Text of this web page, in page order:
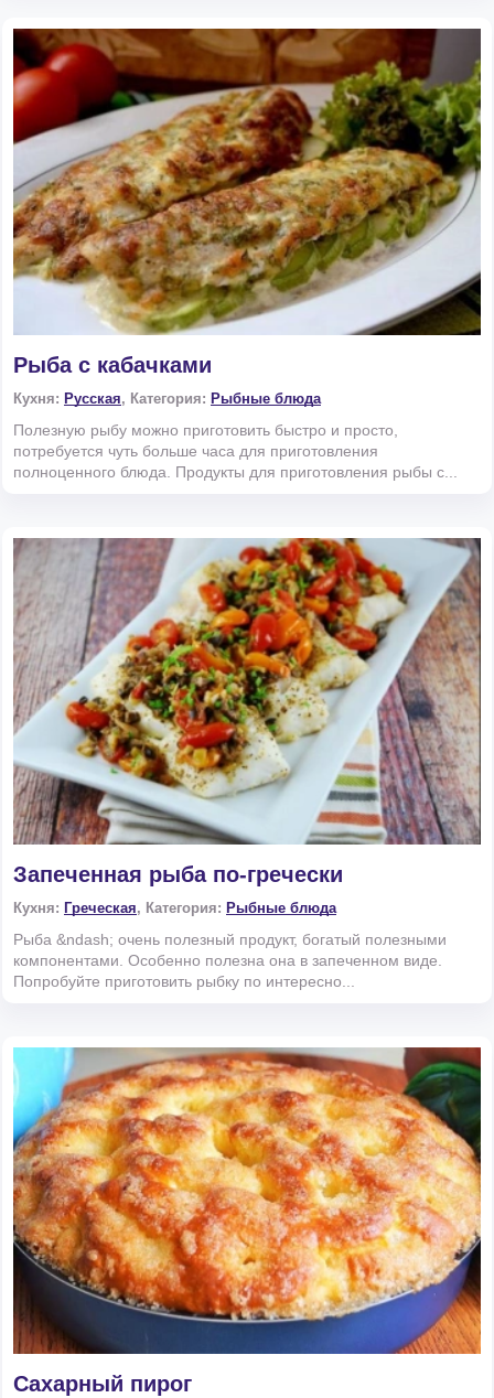
Рыба с кабачками
Кухня: Русская, Категория: Рыбные блюда
Полезную рыбу можно приготовить быстро и просто,
потребуется чуть больше часа для приготовления
полноценного блюда. Продукты для приготовления рыбы с...
Запеченная рыба по-гречески
Кухня: Греческая, Категория: Рыбные блюда
Рыба &ndash; очень полезный продукт, богатый полезными
компонентами. Особенно полезна она в запеченном виде.
Попробуйте приготовить рыбку по интересно...
Сахарный пирог